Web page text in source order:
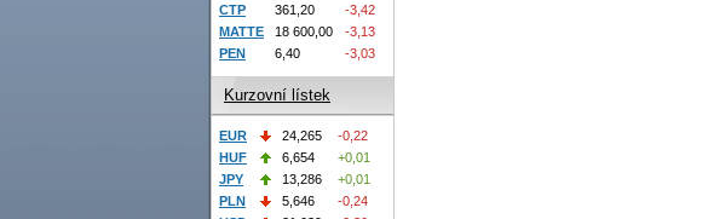
CTP
361,20
-3,42
MATTE
18 600,00
-3,13
PEN
6,40 -3,03
Kurzovní lístek
EUR 24,265
-0,22
HUF
6,654
+0,01
JPY
13,286
+0,01
PLN
5,646
-0,24